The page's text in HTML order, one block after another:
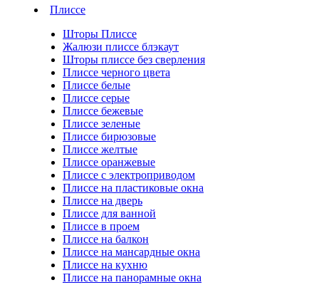
Плиссе
Шторы Плиссе
Жалюзи плиссе блэкаут
Шторы плиссе без сверления
Плиссе черного цвета
Плиссе белые
Плиссе серые
Плиссе бежевые
Плиссе зеленые
Плиссе бирюзовые
Плиссе желтые
Плиссе оранжевые
Плиссе с электроприводом
Плиссе на пластиковые окна
Плиссе на дверь
Плиссе для ванной
Плиссе в проем
Плиссе на балкон
Плиссе на мансардные окна
Плиссе на кухню
Плиссе на панорамные окна